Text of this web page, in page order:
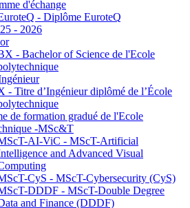
d'échange
- Diplôme EuroteQ
- 2026
- Bachelor of Science de l'Ecole
- Titre d’Ingénieur diplômé de l’École
de formation gradué de l'Ecole
-MSc&T
AI-ViC - MScT-Artificial
and Advanced Visual
CyS - MScT-Cybersecurity (CyS)
DDDF - MScT-Double Degree
and Finance (DDDF)